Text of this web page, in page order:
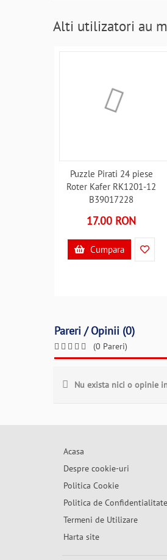
Alti utilizatori au
Puzzle Pirati 24 piese
Roter Kafer RK1201-12
B39017228
17.00 RON
Cumpara
Pareri / Opinii (0)
(0 Pareri)
Nu exista nici o opinie
Acasa
Despre cookie-uri
Politica Cookie
Politica de Confidentialitate
Termeni de Utilizare
Harta site